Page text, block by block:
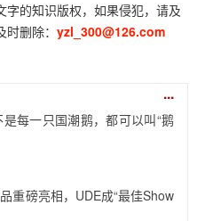
字的知识版权，如果侵犯，请及
删除： yzl_300@126.com
...
每一只国潮鹅，都可以叫“鹅
重磅亮相，UDE成“最佳Show